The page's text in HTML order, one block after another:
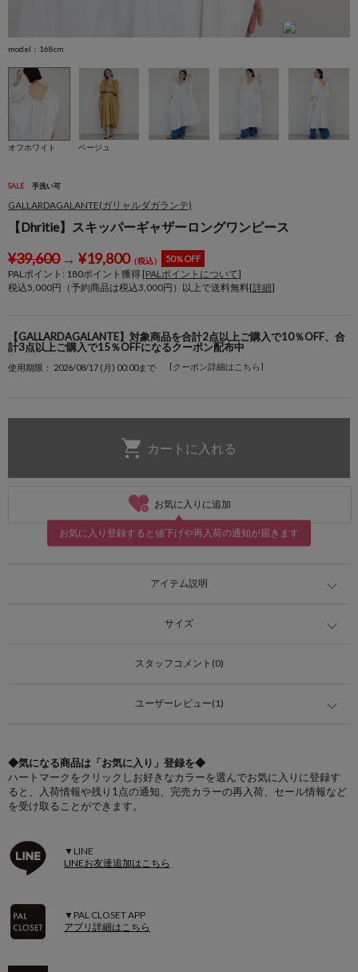
model：168cm
オフホワイト ベージュ
SALE 手洗い可
GALLARDAGALANTE(ガリャルダガランテ)
【Dhritie】スキッパーギャザーロングワンピース
¥39,600→ ¥19,800（税込） 50％OFF
PALポイント: 180ポイント獲得 [PALポイントについて]
税込5,000円（予約商品は税込3,000円）以上で送料無料[詳細]
【GALLARDAGALANTE】対象商品を合計2点以上ご購入で10％OFF、合
計3点以上ご購入で15％OFFになるクーポン配布中
使用期限： 2026/08/17 (月) 00:00まで [クーポン詳細はこちら]
お気に入りに追加
お気に入り登録すると値下げや再入荷の通知が届きます
アイテム説明
サイズ
スタッフコメント(0)
ユーザーレビュー(1)
◆気になる商品は「お気に入り」登録を◆
ハートマークをクリックしお好きなカラーを選んでお気に入りに登録す
ると、入荷情報や残り1点の通知、完売カラーの再入荷、セール情報など
を受け取ることができます。
▼LINE
LINEお友達追加はこちら
▼PAL CLOSET APP
アプリ詳細はこちら